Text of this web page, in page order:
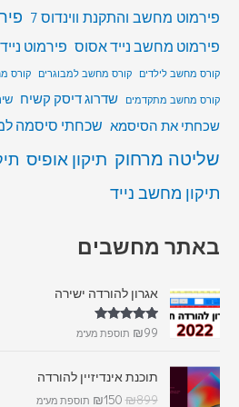
פירמוט מחשב והתקנת ווינדוס 7
פירמוט מחשב נייד אסוס פירמוט נייד
קורס מחשב לילדים
קורס מחשב למבוגרים
קורס
קורס מחשב מתקדמים
שדרוג דיסק קשיח
שכחתי את הסיסמא שכחתי סיסמה
שליטה מרחוק תיקון אופיס
תיקון מחשב נייד
באתר מחשבים
אגרון להורדה ישירה
דורג 5.00 ₪99 תוספת מע"מ
תוכנת אינדיזיין להורדה
₪899
₪150 תוספת מע"מ